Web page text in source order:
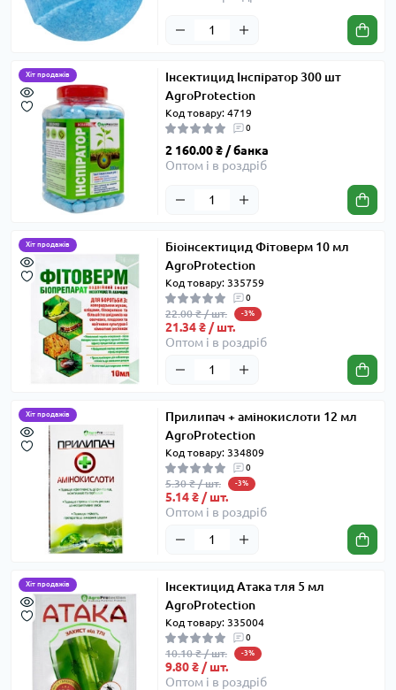
Хіт продажів
Інсектицид Інспіратор 300 шт
AgroProtection
Код товару: 4719
0
2 160.00 ₴ / банка
Оптом і в роздріб
Хіт продажів
Біоінсектицид Фітоверм 10 мл
AgroProtection
Код товару: 335759
0
22.00 ₴ / шт. -3%
21.34 ₴ / шт.
Оптом і в роздріб
Хіт продажів
Прилипач + амінокислоти 12 мл
AgroProtection
Код товару: 334809
0
5.30 ₴ / шт. -3%
5.14 ₴ / шт.
Оптом і в роздріб
Хіт продажів
Інсектицид Атака тля 5 мл
AgroProtection
Код товару: 335004
0
10.10 ₴ / шт. -3%
9.80 ₴ / шт.
Оптом і в роздріб